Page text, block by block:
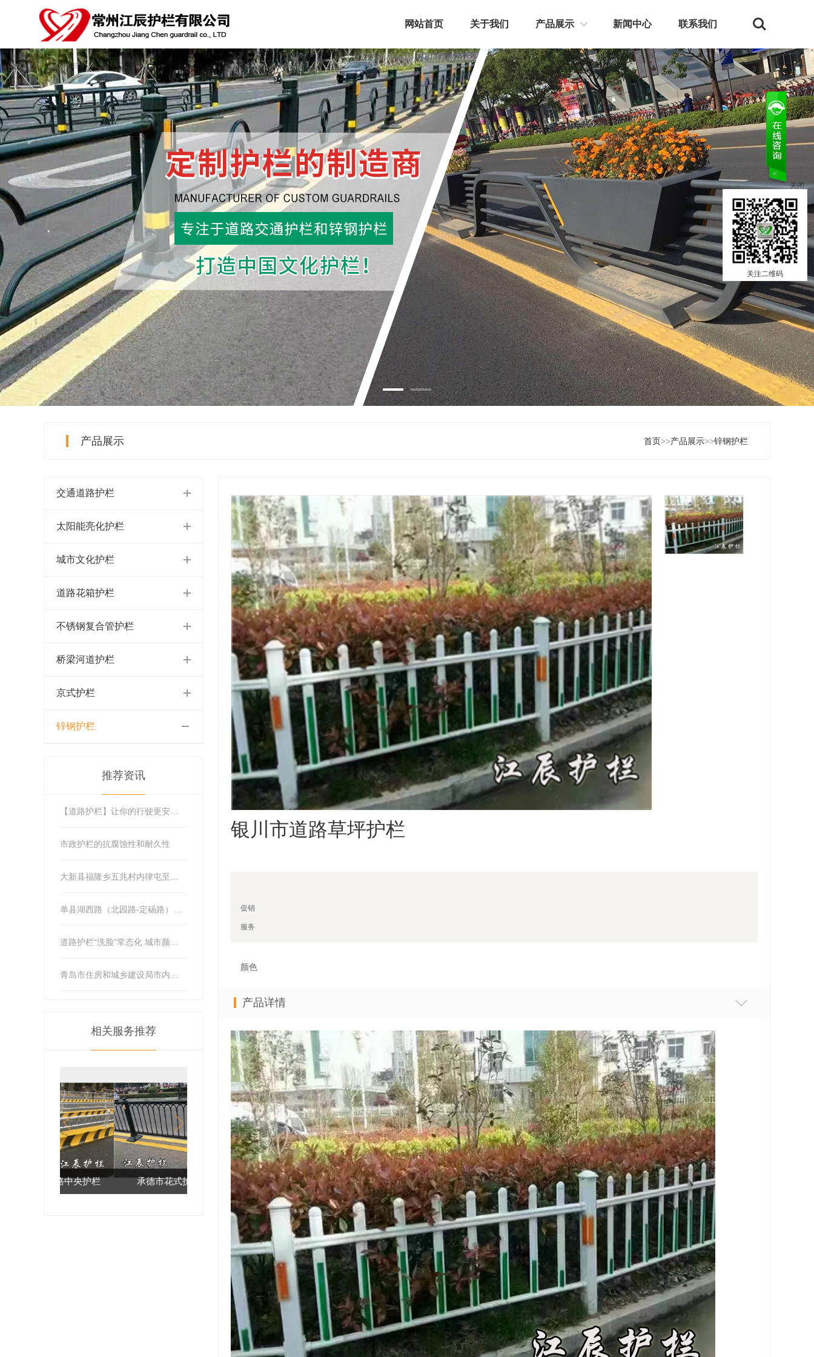
关闭
关注二维码
网站首页 关于我们 产品展示 新闻中心 联系我们
Search
产品展示 首页>>产品展示>>锌钢护栏
交通道路护栏
太阳能亮化护栏
城市文化护栏
道路花箱护栏
不锈钢复合管护栏
桥梁河道护栏
京式护栏
锌钢护栏
银川市道路草坪护栏
促销
服务
颜色
产品详情
推荐资讯
市政护栏的抗腐蚀性和耐久性
相关服务推荐
承德市花式护栏厂家 邢台市京式花箱结合护栏 银川市道路草坪护栏